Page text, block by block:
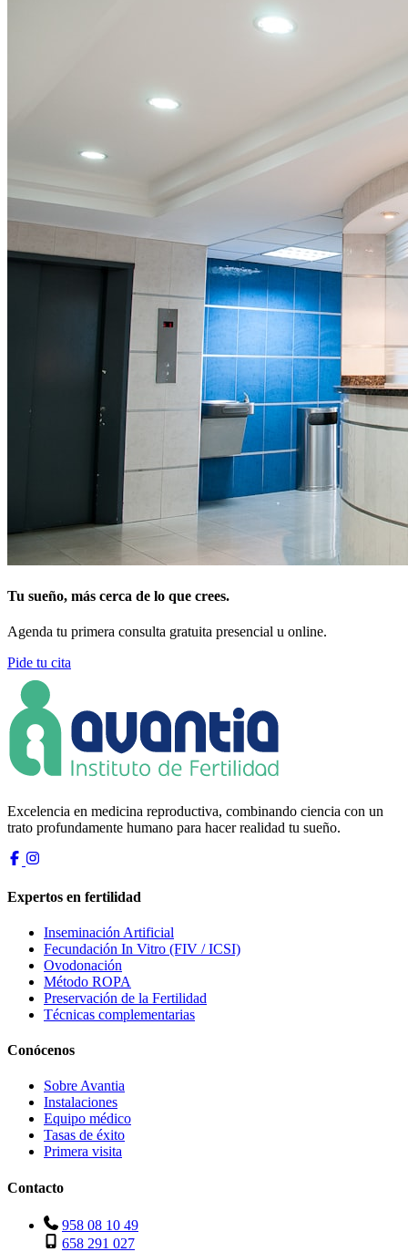
Tu sueño, más cerca de lo que crees.
Agenda tu primera consulta gratuita presencial u online.
Pide tu cita
Excelencia en medicina reproductiva, combinando ciencia con un
trato profundamente humano para hacer realidad tu sueño.
Expertos en fertilidad
Inseminación Artificial
Fecundación In Vitro (FIV / ICSI)
Ovodonación
Método ROPA
Preservación de la Fertilidad
Técnicas complementarias
Conócenos
Sobre Avantia
Instalaciones
Equipo médico
Tasas de éxito
Primera visita
Contacto
958 08 10 49
658 291 027